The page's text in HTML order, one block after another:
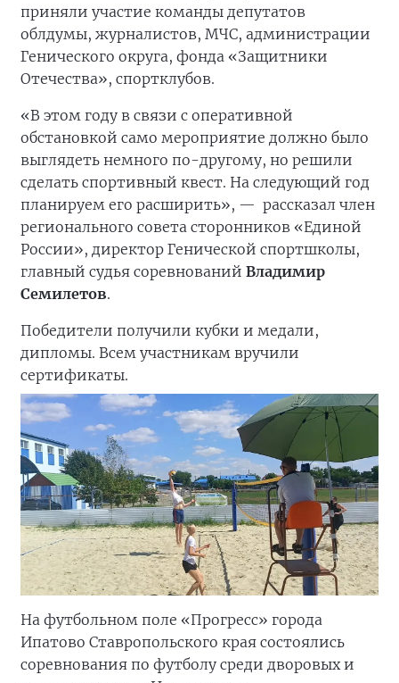
приняли участие команды депутатов
облдумы, журналистов, МЧС, администрации
Генического округа, фонда «Защитники
Отечества», спортклубов.
«В этом году в связи с оперативной
обстановкой само мероприятие должно было
выглядеть немного по-другому, но решили
сделать спортивный квест. На следующий год
планируем его расширить», — рассказал член
регионального совета сторонников «Единой
России», директор Генической спортшколы,
главный судья соревнований Владимир
Семилетов.
Победители получили кубки и медали,
дипломы. Всем участникам вручили
сертификаты.
На футбольном поле «Прогресс» города
Ипатово Ставропольского края состоялись
соревнования по футболу среди дворовых и